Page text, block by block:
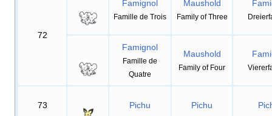
72
Famignol
Famille de Trois
Maushold
Family of Three
Famignol
Famille de
Quatre
Maushold
Family of Four
73 Pichu Pichu